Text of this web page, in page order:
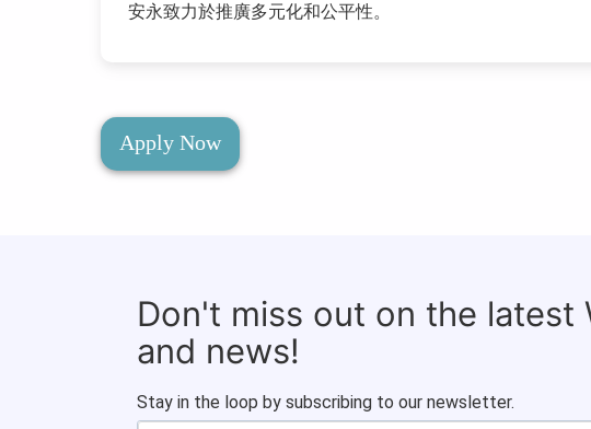
安永致力於推廣多元化和公平性。
Apply Now
Don't miss out on the latest
and news!
Stay in the loop by subscribing to our newsletter.